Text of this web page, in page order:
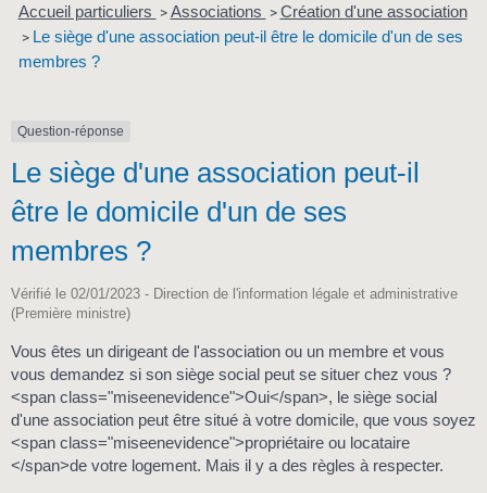
Accueil particuliers > Associations > Création d'une association
> Le siège d'une association peut-il être le domicile d'un de ses
membres ?
Question-réponse
Le siège d'une association peut-il
être le domicile d'un de ses
membres ?
Vérifié le 02/01/2023 - Direction de l'information légale et administrative
(Première ministre)
Vous êtes un dirigeant de l'association ou un membre et vous
vous demandez si son siège social peut se situer chez vous ?
<span class="miseenevidence">Oui</span>, le siège social
d'une association peut être situé à votre domicile, que vous soyez
<span class="miseenevidence">propriétaire ou locataire
</span>de votre logement. Mais il y a des règles à respecter.